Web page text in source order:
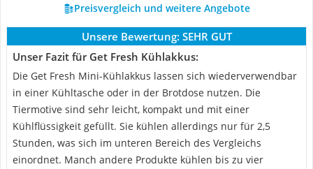
Preisvergleich und weitere Angebote
Unsere Bewertung: SEHR GUT
Unser Fazit für Get Fresh Kühlakkus:
Die Get Fresh Mini-Kühlakkus lassen sich wiederverwendbar
in einer Kühltasche oder in der Brotdose nutzen. Die
Tiermotive sind sehr leicht, kompakt und mit einer
Kühlflüssigkeit gefüllt. Sie kühlen allerdings nur für 2,5
Stunden, was sich im unteren Bereich des Vergleichs
einordnet. Manch andere Produkte kühlen bis zu vier